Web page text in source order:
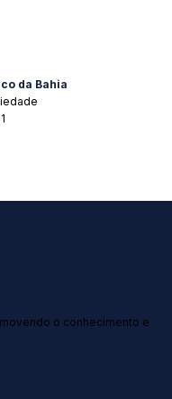
da Bahia
o conhecimento e